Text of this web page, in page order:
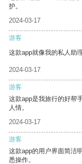
护。
2024-03-17
游客
这款app就像我的私人助
2024-03-17
游客
这款app是我旅行的好帮
人情。
2024-03-17
游客
这款app的用户界面简洁
悉操作。